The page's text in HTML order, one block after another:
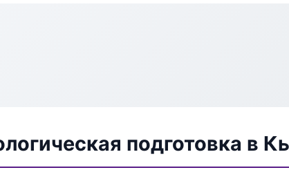
подготовка в